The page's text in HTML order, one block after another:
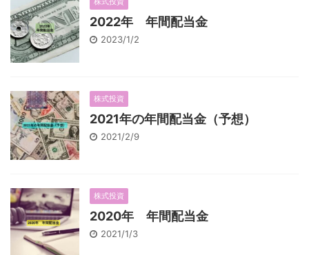
2022年 年間配当金
2023/1/2
株式投資
2021年の年間配当金（予想）
2021/2/9
株式投資
2020年 年間配当金
2021/1/3